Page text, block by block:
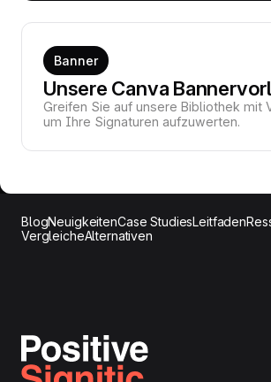
Banner
Unsere Canva
Greifen Sie auf unsere Bibliothek mit
um Ihre Signaturen aufzuwerten.
BlogNeuigkeitenCase StudiesLeitfaden
VergleicheAlternativen